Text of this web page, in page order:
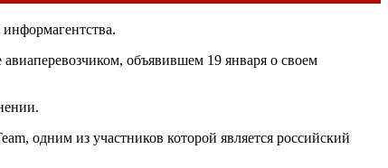
объявившем 19 января о своем
одним из участников которой является российский